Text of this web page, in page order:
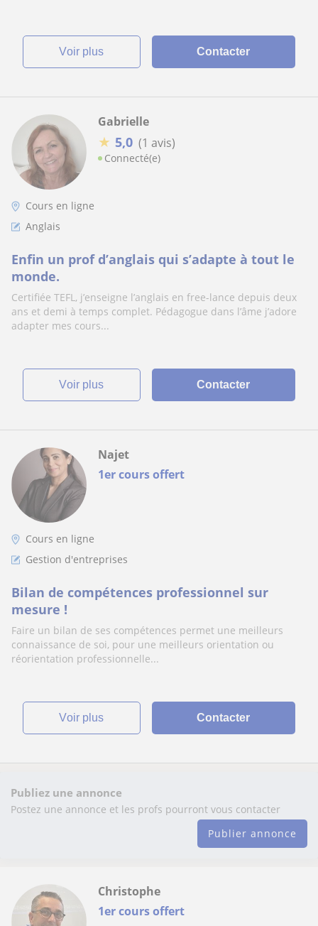
voir plus Contacter
Gabrielle
★ 5,0 (1 avis)
Connecté(e)
Cours en ligne
Anglais
Enfin un prof d’anglais qui s’adapte à tout le
monde.
Certifiée TEFL, j’enseigne l’anglais en free-lance depuis deux
ans et demi à temps complet. Pédagogue dans l’âme j’adore
adapter mes cours...
voir plus Contacter
1er cours offert
Najet
Cours en ligne
Gestion d'entreprises
Bilan de compétences professionnel sur
mesure !
Faire un bilan de ses compétences permet une meilleurs
connaissance de soi, pour une meilleurs orientation ou
réorientation professionnelle...
voir plus Contacter
Publiez une annonce
Postez une annonce et les profs pourront vous contacter
Publier annonce
1er cours offert
Christophe